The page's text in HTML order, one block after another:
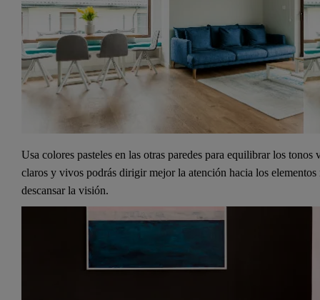
Usa colores pasteles en las otras paredes para equilibrar los
claros y vivos podrás dirigir mejor la atención hacia los elementos
descansar la visión.